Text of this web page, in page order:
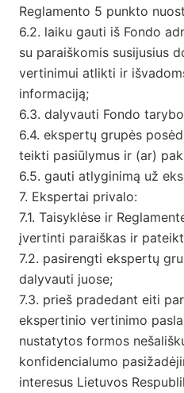
Reglamento 5 punkto
6.2. laiku gauti iš Fondo
su paraiškomis susijusius
vertinimui atlikti ir
informaciją;
6.3. dalyvauti Fondo
6.4. ekspertų grupės
teikti pasiūlymus ir (ar)
6.5. gauti atlyginimą už
7. Ekspertai privalo:
7.1. Taisyklėse ir
įvertinti paraiškas ir
7.2. pasirengti ekspertų
dalyvauti juose;
7.3. prieš pradedant eiti
ekspertinio vertinimo
nustatytos formos
konfidencialumo
interesus Lietuvos